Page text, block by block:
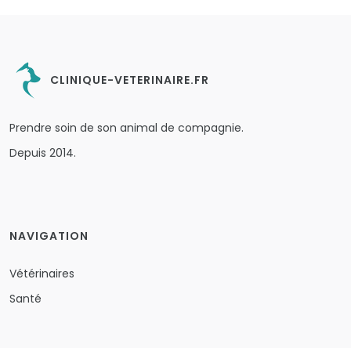
CLINIQUE-VETERINAIRE.FR
Prendre soin de son animal de compagnie.
Depuis 2014.
NAVIGATION
Vétérinaires
Santé